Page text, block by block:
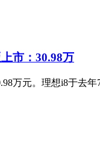
市：30.98万
万元。理想i8于去